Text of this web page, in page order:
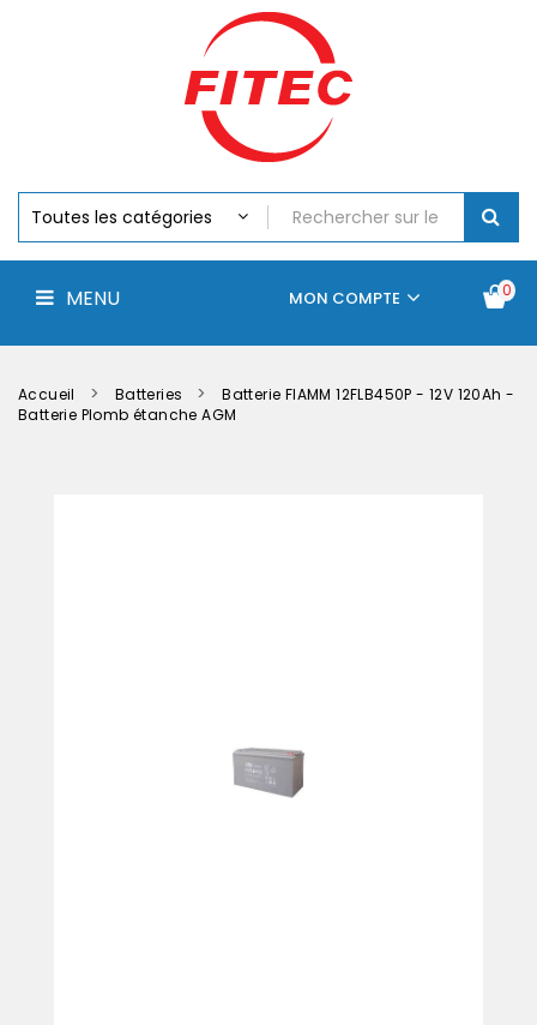
MENU 0
MON COMPTE
Chargeurs
Accus
Perceuse,
Visseuse
Batteries
Accueil Batteries
Batterie FIAMM 12FLB450P - 12V 120Ah -
Batterie Plomb étanche AGM